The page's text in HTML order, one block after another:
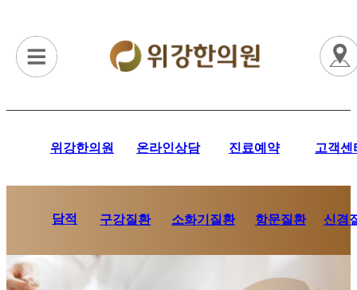
위강한의원 온라인상담 진료예약 고객센
담적 구강질환 소화기질환 항문질환 신경